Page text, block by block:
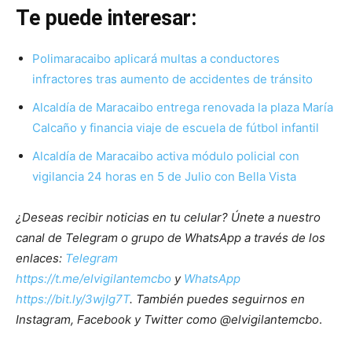
Te puede interesar:
Polimaracaibo aplicará multas a conductores
infractores tras aumento de accidentes de tránsito
Alcaldía de Maracaibo entrega renovada la plaza María
Calcaño y financia viaje de escuela de fútbol infantil
Alcaldía de Maracaibo activa módulo policial con
vigilancia 24 horas en 5 de Julio con Bella Vista
¿Deseas recibir noticias en tu celular? Únete a nuestro
canal de Telegram o grupo de WhatsApp a través de los
enlaces: Telegram
https://t.me/elvigilantemcbo y WhatsApp
https://bit.ly/3wjIg7T. También puedes seguirnos en
Instagram, Facebook y Twitter como @elvigilantemcbo.